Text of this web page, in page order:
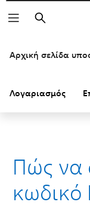
Αναζήτηση
Αρχική σελίδα
Λογαριασμός
Πώς να
κωδικό